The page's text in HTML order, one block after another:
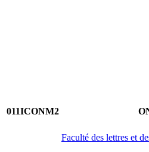
011ICONM2
Faculté des lettres et